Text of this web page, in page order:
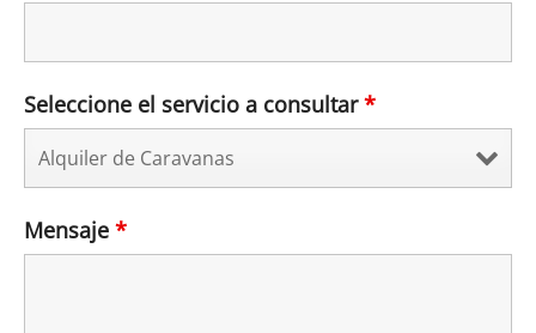
Seleccione el servicio a consultar*
Mensaje *